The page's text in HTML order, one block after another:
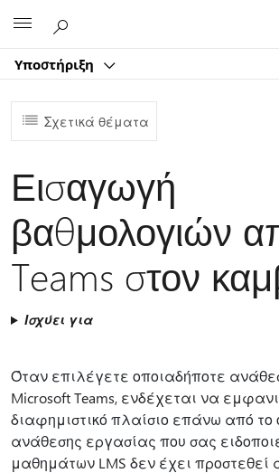
Υποστήριξη
Σχετικά θέματα
Εισαγωγή
βαθμολογιών
Teams στον
Ισχύει για
Όταν επιλέγετε οποιαδήποτε
Microsoft Teams, ενδέχεται να
διαφημιστικό πλαίσιο επάνω από το
ανάθεσης εργασίας που σας
μαθημάτων LMS δεν έχει προστεθεί